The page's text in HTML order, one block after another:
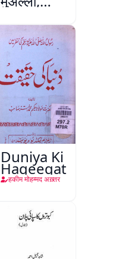
कानपुर
Duniya Ki
Haqeeqat
हकीम मोहम्मद अख़्तर